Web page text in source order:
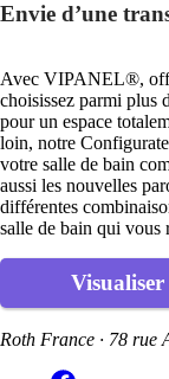
Envie d’une
Avec VIPANEL®,
choisissez parmi plus
pour un espace
loin, notre
votre salle de bain
aussi les nouvelles
différentes
salle de bain qui vous
Roth France · 78 rue